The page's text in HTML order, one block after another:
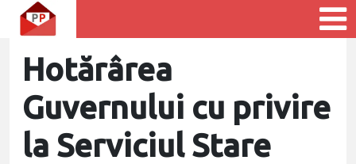
Hotărârea
Guvernului cu privire
la Serviciul Stare